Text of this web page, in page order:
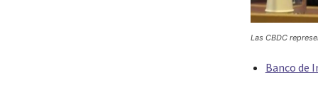
Las CBDC
Banco de